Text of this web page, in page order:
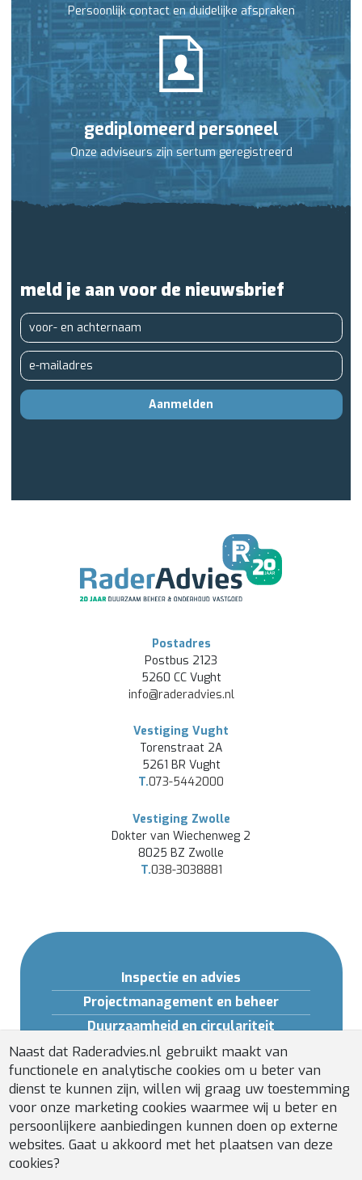
Persoonlijk contact en duidelijke afspraken
gediplomeerd personeel
Onze adviseurs zijn sertum geregistreerd
meld je aan voor de nieuwsbrief
Aanmelden
Postadres
Postbus 2123
5260 CC Vught
info@raderadvies.nl
Vestiging Vught
Torenstraat 2A
5261 BR Vught
T.073-5442000
Vestiging Zwolle
Dokter van Wiechenweg 2
8025 BZ Zwolle
T.038-3038881
Inspectie en advies
Projectmanagement en beheer
Duurzaamheid en circulariteit
Opleidingen en Software
Gebouwveiligheid
Installatiebeheer
Naast dat Raderadvies.nl gebruikt maakt van
functionele en analytische cookies om u beter van
dienst te kunnen zijn, willen wij graag uw toestemming
voor onze marketing cookies waarmee wij u beter en
persoonlijkere aanbiedingen kunnen doen op externe
websites. Gaat u akkoord met het plaatsen van deze
cookies?